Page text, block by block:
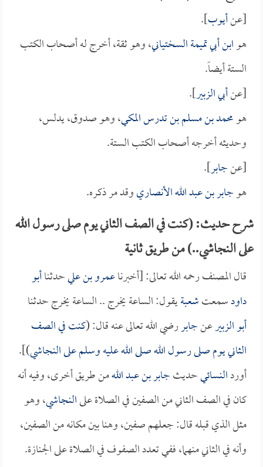
[عنأيوب].
هوابن أبي تميمة السختياني، وهو ثقة، أخرج له أصحاب الكتب
الستة أيضاً.
[عنأبي الزبير].
هومحمد بن مسلم بن تدرس المكي، وهو صدوق، يدلس،
وحديثه أخرجه أصحاب الكتب الستة.
[عنجابر].
هوجابر بن عبد الله الأنصاريوقد مر ذكره.
شرح حديث: (كنت في الصف الثاني يوم صلى رسول الله
على النجاشي..) من طريق ثانية
قال المصنف رحمه الله تعالى: [أخبرناعمرو بن عليحدثناأبو
داودسمعتشعبةيقول: الساعة يخرج .. الساعة يخرج حدثنا
أبو الزبيرعنجابررضي الله تعالى عنه قال: (كنت في الصف
الثاني يوم صلى رسول الله صلى الله عليه وسلم علىالنجاشي)].
أوردالنسائيحديثجابر بن عبد اللهمن طريق أخرى، وفيه أنه
كان في الصف الثاني من الصفين في الصلاة علىالنجاشي، وهو
مثل الذي قبله قال: جعلهم صفين، وهنا بين مكانه من الصفين،
وأنه في الثاني منهما، ففي تعدد الصفوف في الصلاة على الجنازة.